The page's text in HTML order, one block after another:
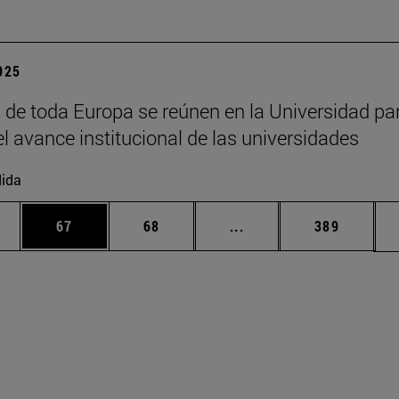
de toda Europa se reúnen en la Universidad
avance institucional de las universidades
Use TAB para desplazarse.
Página
67 Página
68 ... Páginas intermedias
Página
389